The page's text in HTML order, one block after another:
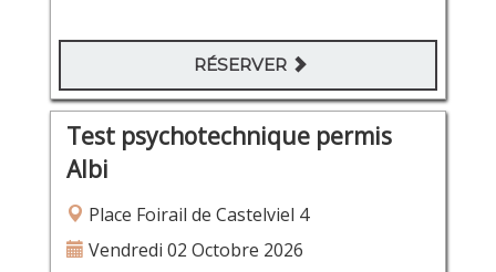
RÉSERVER
Test psychotechnique permis
Albi
Place Foirail de Castelviel 4
Vendredi 02 Octobre 2026